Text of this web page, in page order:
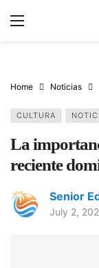
Home Noticias
CULTURA
La
reciente
Senior
July 2,